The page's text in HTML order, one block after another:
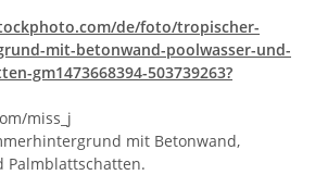
de/foto/tropischer-
mit-betonwand-poolwasser-und-
gm1473668394-503739263?
miss_j
mit Betonwand,
Palmblattschatten.